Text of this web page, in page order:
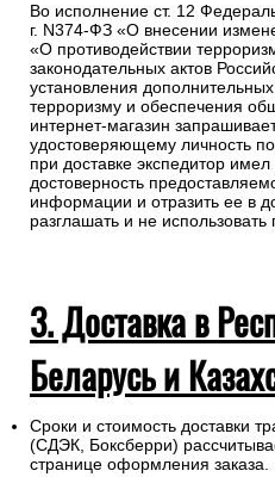
Во исполнение ст. 12
г. N374-ФЗ «О внесении
«О противодействии
законодательных актов
установления
терроризму и обеспечения
интернет-магазин
удостоверяющему личность
при доставке экспедитор
достоверность
информации и отразить ее в
разглашать и не
3. Доставка в
Беларусь и
Сроки и стоимость доставки
(СДЭК, Боксберри)
странице оформления заказа.